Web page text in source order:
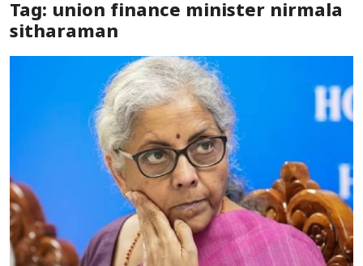
Sports
Tamilnadu
National
World
Tag: union finance minister nirmala
sitharaman